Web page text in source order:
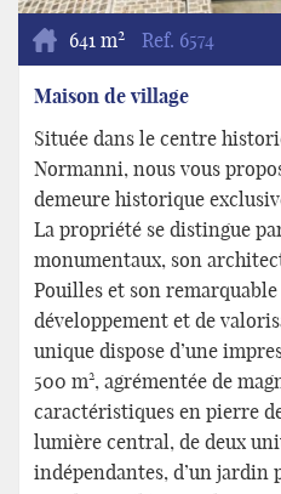
641 m2 Ref. 6574
Maison de village
Située dans le centre
Normanni, nous vous
demeure historique
La propriété se distingue
monumentaux, son
Pouilles et son
développement et de
unique dispose d’une
500 m², agrémentée de
caractéristiques en pierre
lumière central, de deux
indépendantes, d’un jardin